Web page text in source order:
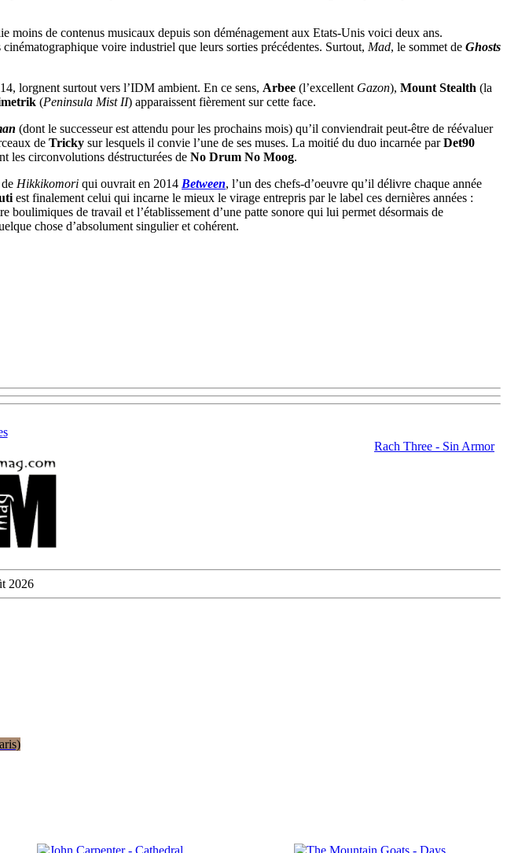
de contenus musicaux depuis son déménagement aux Etats-Unis voici deux ans.
cinématographique voire industriel que leurs sorties précédentes. Surtout, Mad, le sommet de Ghosts
lorgnent surtout vers l’IDM ambient. En ce sens, Arbee (l’excellent Gazon), Mount Stealth (la
(Peninsula Mist II) apparaissent fièrement sur cette face.
(dont le successeur est attendu pour les prochains mois) qu’il conviendrait peut-être de réévaluer
de Tricky sur lesquels il convie l’une de ses muses. La moitié du duo incarnée parDet90
les circonvolutions déstructurées de No Drum No Moog.
Hikkikomori qui ouvrait en 2014 Between, l’un des chefs-d’oeuvre qu’il délivre chaque année
est finalement celui qui incarne le mieux le virage entrepris par le label ces dernières années :
boulimiques de travail et l’établissement d’une patte sonore qui lui permet désormais de
chose d’absolument singulier et cohérent.
Rach Three - Sin Armor